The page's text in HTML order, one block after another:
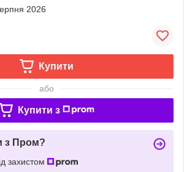
2026
Купити
або
Купити з
з Пром?
захистом